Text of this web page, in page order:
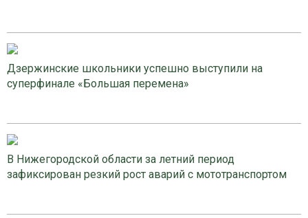
Дзержинские школьники успешно выступили на
суперфинале «Большая перемена»
В Нижегородской области за летний период
зафиксирован резкий рост аварий с мототранспортом